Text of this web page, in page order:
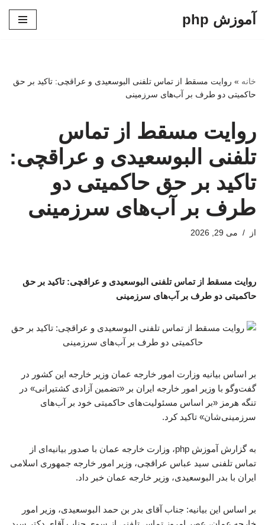
آموزش php
خانه » روایت مسقط از تماس تلفنی البوسعیدی و عراقچی: تاکید بر حق
حاکمیتی دو طرف بر آب‌های سرزمینی
روایت مسقط از تماس
تلفنی البوسعیدی و عراقچی:
تاکید بر حق حاکمیتی دو
طرف بر آب‌های سرزمینی
از می 29, 2026
روایت مسقط از تماس تلفنی البوسعیدی و عراقچی: تاکید بر حق
حاکمیتی دو طرف بر آب‌های سرزمینی
بر اساس بیانیه وزارت امور خارجه عمان وزیر خارجه این کشور در
گفت‌وگو با وزیر امور خارجه ایران بر «تضمین آزادی کشتیرانی» در
تنگه هرمز «بر اساس مسئولیت‌های حاکمیتی خود بر آب‌های
سرزمینی‌شان» تاکید کرد.
به گزارش آموزش php، وزارت خارجه عمان با صدور بیانیه‌ای از
تماس تلفنی سید عباس عراقچی، وزیر امور خارجه جمهوری اسلامی
ایران با بدر البوسعیدی، وزیر خارجه عمان خبر داد.
بر اساس این بیانیه: جناب آقای بدر بن حمد البوسعیدی، وزیر امور